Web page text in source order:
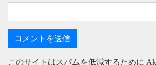
このサイトはスパムを低減するために